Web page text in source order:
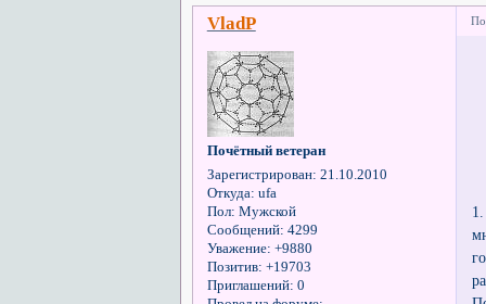
VladP
Почётный ветеран
Зарегистрирован: 21.10.2010
Откуда: ufa
Пол: Мужской
Сообщений: 4299
Уважение: +9880
Позитив: +19703
Приглашений: 0